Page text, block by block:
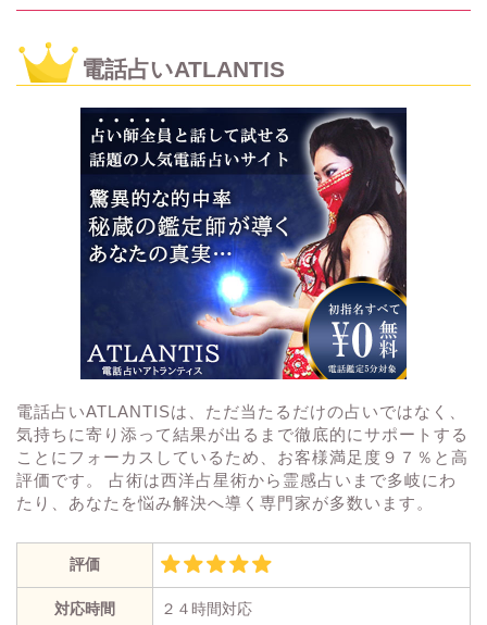
電話占いATLANTIS
電話占いATLANTISは、ただ当たるだけの占いではなく、
気持ちに寄り添って結果が出るまで徹底的にサポートする
ことにフォーカスしているため、お客様満足度９７％と高
評価です。 占術は西洋占星術から霊感占いまで多岐にわ
たり、あなたを悩み解決へ導く専門家が多数います。
評価
対応時間 ２４時間対応